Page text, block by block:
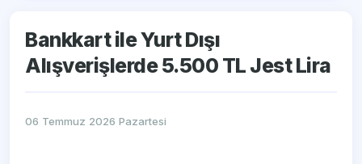
Bankkart ile Yurt Dışı
Alışverişlerde 5.500 TL Jest Lira
06 Temmuz 2026 Pazartesi